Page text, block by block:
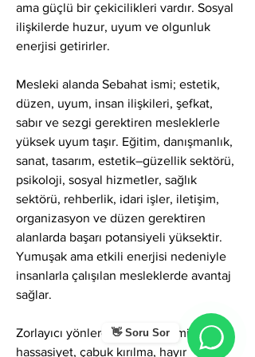
👋 Soru Sor
ama güçlü bir çekicilikleri vardır. Sosyal
ilişkilerde huzur, uyum ve olgunluk
enerjisi getirirler.
Mesleki alanda Sebahat ismi; estetik,
düzen, uyum, insan ilişkileri, şefkat,
sabır ve sezgi gerektiren mesleklerle
yüksek uyum taşır. Eğitim, danışmanlık,
sanat, tasarım, estetik–güzellik sektörü,
psikoloji, sosyal hizmetler, sağlık
sektörü, rehberlik, idari işler, iletişim,
organizasyon ve düzen gerektiren
alanlarda başarı potansiyeli yüksektir.
Yumuşak ama etkili enerjisi nedeniyle
insanlarla çalışılan mesleklerde avantaj
sağlar.
Zorlayıcı yönlerde Sebahat ismi; aşırı
hassasiyet, çabuk kırılma, hayır